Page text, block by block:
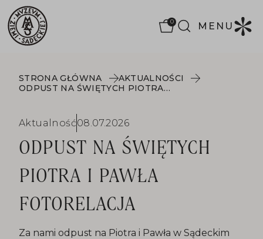
0 MENU
STRONA GŁÓWNA
AKTUALNOŚCI
ODPUST NA ŚWIĘTYCH PIOTRA I PAWŁA FOTORELACJA
Aktualność08.07.2026
ODPUST NA ŚWIĘTYCH
PIOTRA I PAWŁA
FOTORELACJA
Za nami odpust na Piotra i Pawła w Sądeckim